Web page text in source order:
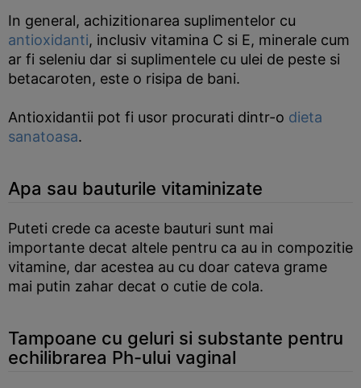
In general, achizitionarea suplimentelor cu
antioxidanti, inclusiv vitamina C si E, minerale cum
ar fi seleniu dar si suplimentele cu ulei de peste si
betacaroten, este o risipa de bani.
Antioxidantii pot fi usor procurati dintr-o dieta
sanatoasa.
Apa sau bauturile vitaminizate
Puteti crede ca aceste bauturi sunt mai
importante decat altele pentru ca au in compozitie
vitamine, dar acestea au cu doar cateva grame
mai putin zahar decat o cutie de cola.
Tampoane cu geluri si substante pentru
echilibrarea Ph-ului vaginal